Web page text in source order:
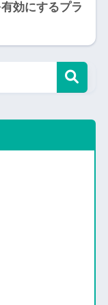
効にするプラ